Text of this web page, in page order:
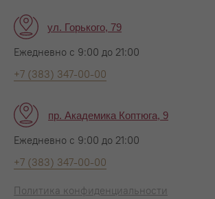
Ежедневно с 9:00 до 21:00
+7 (383) 347-00-00
ул. Горького, 79
Ежедневно с 9:00 до 21:00
+7 (383) 347-00-00
пр. Академика Коптюга, 9
Политика конфиденциальности